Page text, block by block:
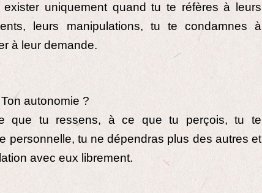
uniquement quand tu te réfères à leurs
leurs manipulations, tu te condamnes à
à leur demande.
autonomie ?
que tu ressens, à ce que tu perçois, tu te
personnelle, tu ne dépendras plus des autres et
avec eux librement.